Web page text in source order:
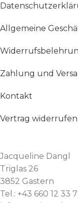
Allgemeine
Zahlung und
Kontakt
Vertrag widerrufen
Jacqueline Dangl
Triglas 26
3852 Gastern
Tel.: +43 660 12 33